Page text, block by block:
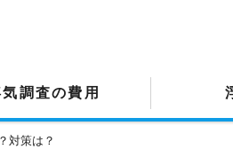
調査の費用
対策は？